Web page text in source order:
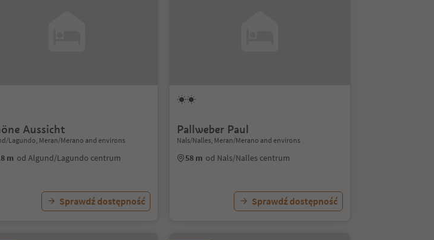
Aussicht
Lagundo, Meran/Merano and environs
m od Algund/Lagundo centrum
Sprawdź dostępność
Pallweber Paul
Nals/Nalles, Meran/Merano and environs
58 m od Nals/Nalles centrum
Sprawdź dostępność